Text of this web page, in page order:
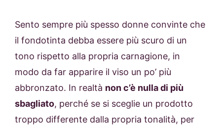
Sento sempre più spesso donne convinte che
il fondotinta debba essere più scuro di un
tono rispetto alla propria carnagione, in
modo da far apparire il viso un po’ più
abbronzato. In realtà non c’è nulla di più
sbagliato, perché se si sceglie un prodotto
troppo differente dalla propria tonalità, per